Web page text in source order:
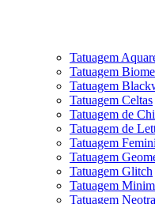
Tatuagem
Tatuagem
Tatuagem
Tatuagem Celtas
Tatuagem de
Tatuagem de
Tatuagem
Tatuagem
Tatuagem Glitch
Tatuagem
Tatuagem